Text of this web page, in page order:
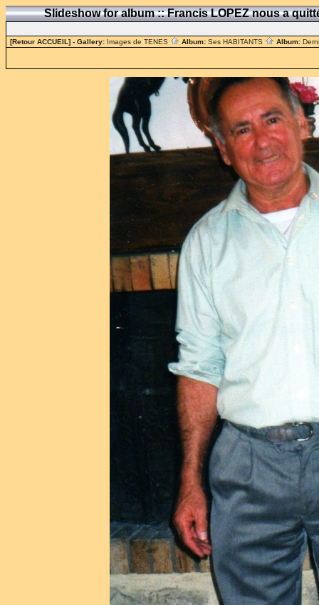
Slideshow for album :: Francis LOPEZ nous a
[Retour ACCUEIL] - Gallery: Images de TENES Album: Ses HABITANTS Album: